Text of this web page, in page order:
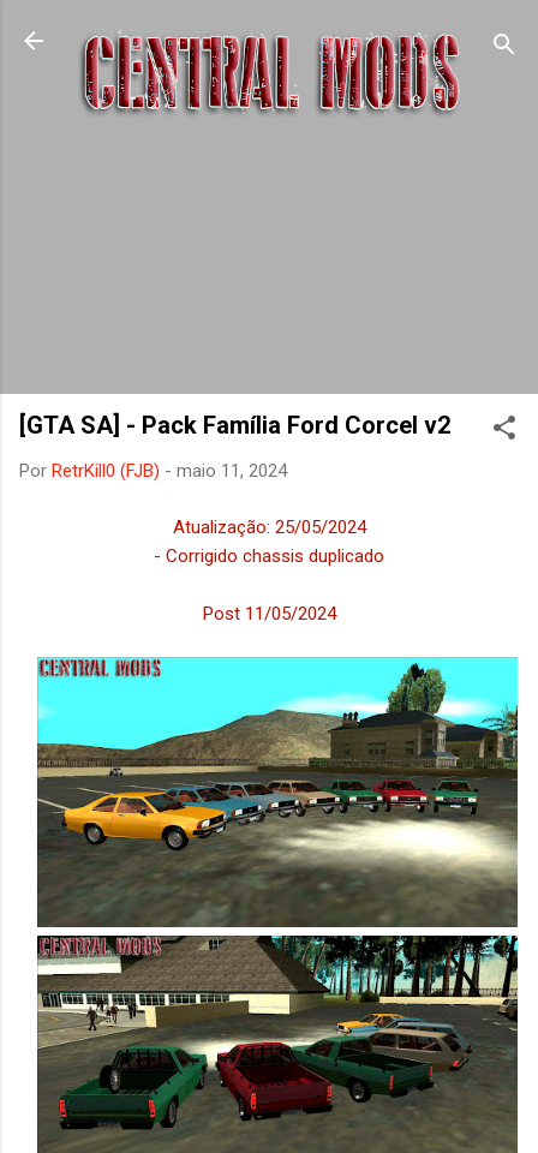
Pular para o conteúdo principal
[GTA SA] - Pack Família Ford Corcel v2
Por RetrKill0 (FJB) - maio 11, 2024
Atualização: 25/05/2024
- Corrigido chassis duplicado
Post 11/05/2024